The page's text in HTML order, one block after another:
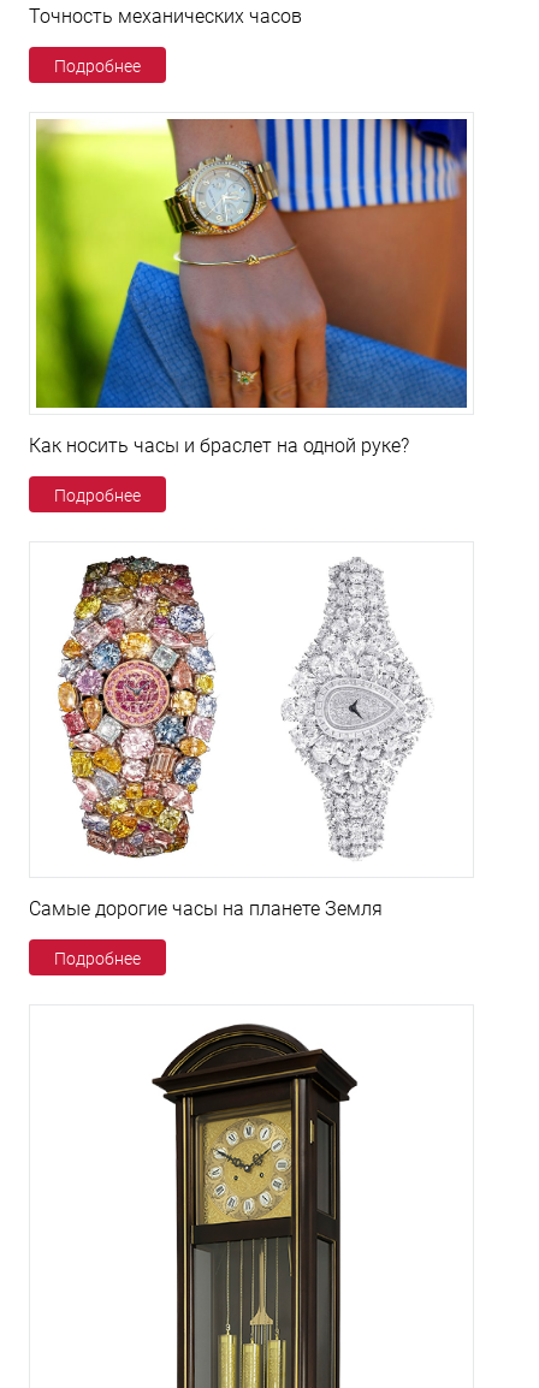
Точность механических часов
Подробнее
Как носить часы и браслет на одной руке?
Подробнее
Самые дорогие часы на планете Земля
Подробнее